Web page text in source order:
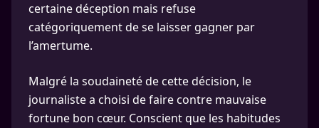
certaine déception mais refuse
catégoriquement de se laisser gagner par
l’amertume.
Malgré la soudaineté de cette décision, le
journaliste a choisi de faire contre mauvaise
fortune bon cœur. Conscient que les habitudes